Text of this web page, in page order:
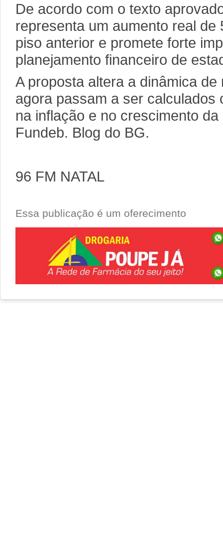
De acordo com o texto
representa um aumento real de
piso anterior e promete forte
planejamento financeiro de
A proposta altera a dinâmica
agora passam a ser calculados
na inflação e no crescimento
Fundeb. Blog do BG.
96 FM NATAL
Essa publicação é um oferecimento